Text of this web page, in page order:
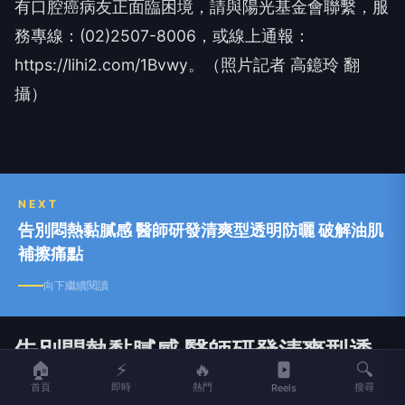
有口腔癌病友正面臨困境，請與陽光基金會聯繫，服
務專線：(02)2507-8006，或線上通報：
https://lihi2.com/1Bvwy。（照片記者 高鐿玲 翻
攝）
NEXT
告別悶熱黏膩感 醫師研發清爽型透明防曬 破解油肌
補擦痛點
向下繼續閱讀
告別悶熱黏膩感 醫師研發清爽型透
明防曬 破解油肌補擦痛點
🏠
首頁
⚡
即時
🔥
熱門 Reels
🔍
搜尋